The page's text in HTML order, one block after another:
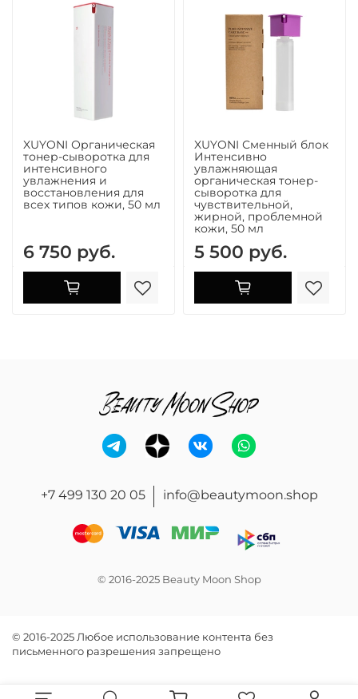
XUYONI Органическая
тонер-сыворотка для
интенсивного
увлажнения и
восстановления для
всех типов кожи, 50 мл
6 750 руб.
XUYONI Сменный блок
Интенсивно
увлажняющая
органическая тонер-
сыворотка для
чувствительной,
жирной, проблемной
кожи, 50 мл
5 500 руб.
+7 499 130 20 05 info@beautymoon.shop
© 2016-2025 Beauty Moon Shop
© 2016-2025 Любое использование контента без
письменного разрешения запрещено